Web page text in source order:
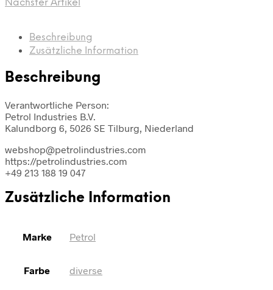
Nächster Artikel
Beschreibung
Zusätzliche Information
Beschreibung
Verantwortliche Person:
Petrol Industries B.V.
Kalundborg 6, 5026 SE Tilburg, Niederland
webshop@petrolindustries.com
https://petrolindustries.com
+49 213 188 19 047
Zusätzliche Information
Marke Petrol
Farbe diverse